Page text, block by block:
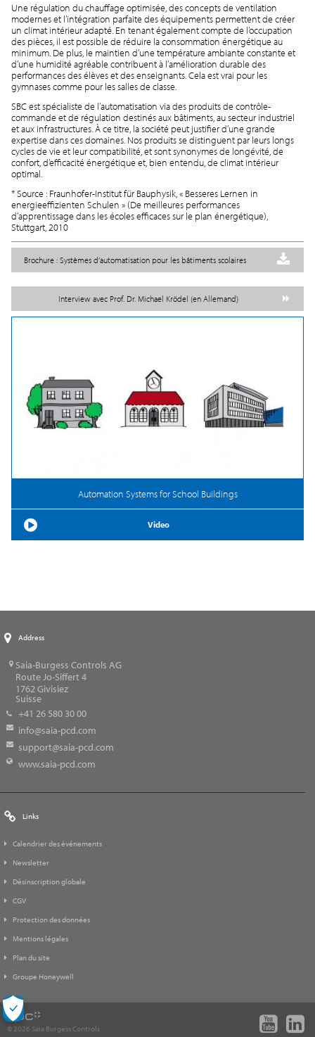
Une régulation du chauffage optimisée, des concepts de ventilation
modernes et l’intégration parfaite des équipements permettent de créer
un climat intérieur adapté. En tenant également compte de l’occupation
des pièces, il est possible de réduire la consommation énergétique au
minimum. De plus, le maintien d’une température ambiante constante et
d’une humidité agréable contribuent à l’amélioration durable des
performances des élèves et des enseignants. Cela est vrai pour les
gymnases comme pour les salles de classe.
SBC est spécialiste de l’automatisation via des produits de contrôle-
commande et de régulation destinés aux bâtiments, au secteur industriel
et aux infrastructures. À ce titre, la société peut justifier d’une grande
expertise dans ces domaines. Nos produits se distinguent par leurs longs
cycles de vie et leur compatibilité, et sont synonymes de longévité, de
confort, d’efficacité énergétique et, bien entendu, de climat intérieur
optimal.
* Source : Fraunhofer-Institut für Bauphysik, « Besseres Lernen in
energieeffizienten Schulen » (De meilleures performances
d’apprentissage dans les écoles efficaces sur le plan énergétique),
Stuttgart, 2010
Brochure : Systèmes d’automatisation pour les bâtiments scolaires
Interview avec Prof. Dr. Michael Krödel (en Allemand)
Automation Systems for School Buildings
Video
Address
Saia-Burgess Controls AG
Route Jo-Siffert 4
1762Givisiez
Suisse
+41 26 580 30 00
info@saia-pcd.com
support@saia-pcd.com
www.saia-pcd.com
Links
Calendrier des événements
Newsletter
Désinscription globale
CGV
Protection des données
Mentions légales
Plan du site
Groupe Honeywell
© 2026 Saia Burgess Controls